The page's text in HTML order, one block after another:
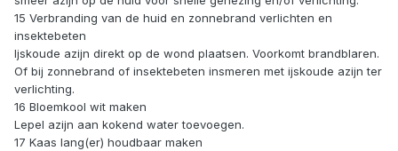
15 Verbranding van de huid en zonnebrand verlichten en
insektebeten
Ijskoude azijn direkt op de wond plaatsen. Voorkomt brandblaren.
Of bij zonnebrand of insektebeten insmeren met ijskoude azijn ter
verlichting.
16 Bloemkool wit maken
Lepel azijn aan kokend water toevoegen.
17 Kaas lang(er) houdbaar maken